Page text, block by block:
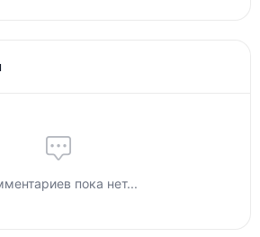
пока нет...